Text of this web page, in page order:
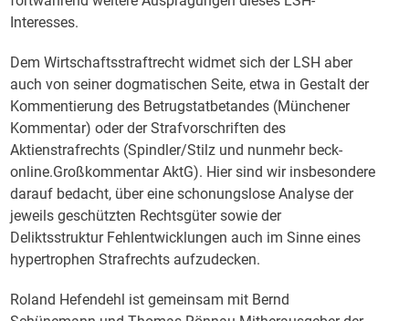
Interesses.
Dem Wirtschaftsstraftrecht widmet sich der LSH aber
auch von seiner dogmatischen Seite, etwa in Gestalt der
Kommentierung des Betrugstatbetandes (Münchener
Kommentar) oder der Strafvorschriften des
Aktienstrafrechts (Spindler/Stilz und nunmehr beck-
online.Großkommentar AktG). Hier sind wir insbesondere
darauf bedacht, über eine schonungslose Analyse der
jeweils geschützten Rechtsgüter sowie der
Deliktsstruktur Fehlentwicklungen auch im Sinne eines
hypertrophen Strafrechts aufzudecken.
Roland Hefendehl ist gemeinsam mit Bernd